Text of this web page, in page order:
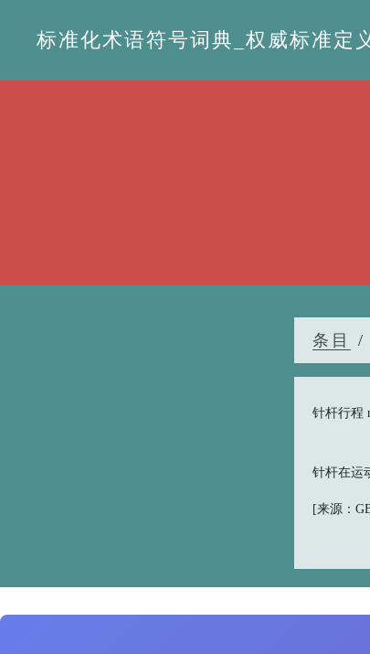
标准化术语符号词典_权威标准定
条目 /
针杆行程
针杆在运
[来源：